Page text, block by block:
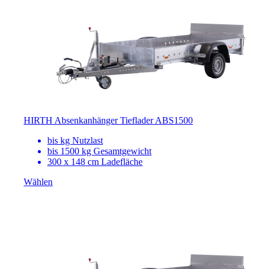
HIRTH Absenkanhänger Tieflader ABS1500
bis kg Nutzlast
bis 1500 kg Gesamtgewicht
300 x 148 cm Ladefläche
Wählen